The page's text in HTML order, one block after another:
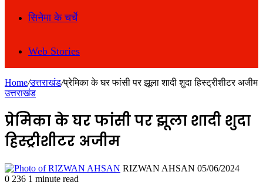
सिनेमा के चर्चे
Web Stories
Home/उत्तराखंड/प्रेमिका के घर फांसी पर झूला शादी शुदा हिस्ट्रीशीटर अजीम
उत्तराखंड
प्रेमिका के घर फांसी पर झूला शादी शुदा
हिस्ट्रीशीटर अजीम
RIZWAN AHSAN Send
05/06/2024
0 236 1 minute read